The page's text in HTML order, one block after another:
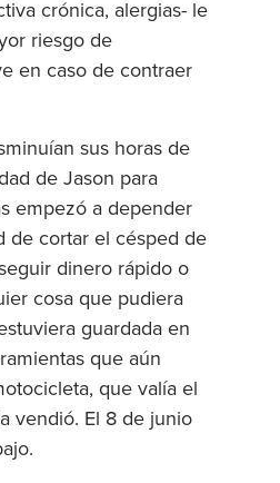
crónica, alergias- le
riesgo de
en caso de contraer
sus horas de
de Jason para
empezó a depender
de cortar el césped de
dinero rápido o
cosa que pudiera
guardada en
que aún
que valía el
vendió. El 8 de junio